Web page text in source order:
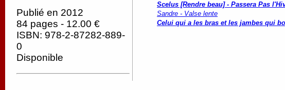
Publié en 2012
84 pages - 12.00 €
ISBN: 978-2-87282-889-
0
Disponible
Scelus [Rendre beau] - Passera Pas
Sandre - Valse lente
Celui qui a les bras et les jambes qui